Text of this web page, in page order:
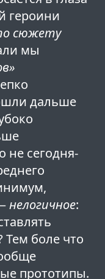
героини
сюжету
мы
дальше
не сегодня-
нелогичное:
Тем боле что
прототипы.